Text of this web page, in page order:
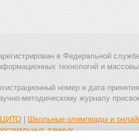
в Федеральной
технологий и
номер и дата
методическому журналу
Школьные олимпиады и
данных